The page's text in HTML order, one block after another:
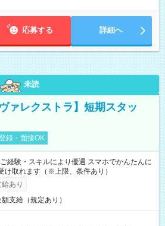
応募する 詳細へ
未読
ァレクストラ】短期スタッ
録・面接OK
験・スキルにより優遇 スマホでかんたんに
け取れます（※上限、条件あり）
あり
支給（規定あり）